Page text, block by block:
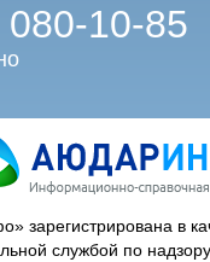
10-85
зарегистрирована в
службой по